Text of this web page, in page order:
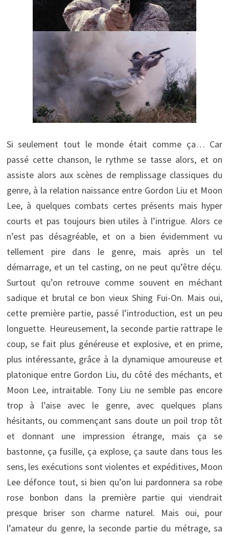
Si seulement tout le monde était comme ça… Car
passé cette chanson, le rythme se tasse alors, et on
assiste alors aux scènes de remplissage classiques du
genre, à la relation naissance entre Gordon Liu et Moon
Lee, à quelques combats certes présents mais hyper
courts et pas toujours bien utiles à l’intrigue. Alors ce
n’est pas désagréable, et on a bien évidemment vu
tellement pire dans le genre, mais après un tel
démarrage, et un tel casting, on ne peut qu’être déçu.
Surtout qu’on retrouve comme souvent en méchant
sadique et brutal ce bon vieux Shing Fui-On. Mais oui,
cette première partie, passé l’introduction, est un peu
longuette. Heureusement, la seconde partie rattrape le
coup, se fait plus généreuse et explosive, et en prime,
plus intéressante, grâce à la dynamique amoureuse et
platonique entre Gordon Liu, du côté des méchants, et
Moon Lee, intraitable. Tony Liu ne semble pas encore
trop à l’aise avec le genre, avec quelques plans
hésitants, ou commençant sans doute un poil trop tôt
et donnant une impression étrange, mais ça se
bastonne, ça fusille, ça explose, ça saute dans tous les
sens, les exécutions sont violentes et expéditives, Moon
Lee défonce tout, si bien qu’on lui pardonnera sa robe
rose bonbon dans la première partie qui viendrait
presque briser son charme naturel. Mais oui, pour
l’amateur du genre, la seconde partie du métrage, sa